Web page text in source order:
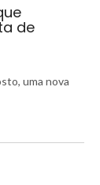
de
uma nova